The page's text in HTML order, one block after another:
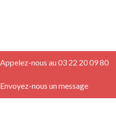
Appelez-nous au 03 22 20 09 80
Envoyez-nous un message